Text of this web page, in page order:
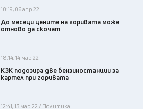
10:19, 06 апр 22
До месеци цените на горивата може
отново да скочат
18:14, 14 мар 22
КЗК подозира две бензиностанции за
картел при горивата
12:41, 13 мар 22 / Политика